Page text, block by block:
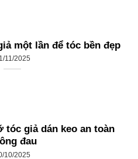
một lần để tóc bền đẹp
11/2025
tóc giả dán keo an toàn
đau
10/2025